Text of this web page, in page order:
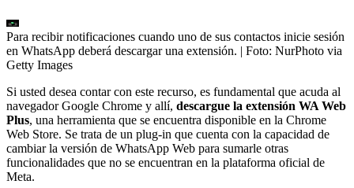
Para recibir notificaciones cuando uno de sus contactos inicie sesión
en WhatsApp deberá descargar una extensión. | Foto: NurPhoto via
Getty Images
Si usted desea contar con este recurso, es fundamental que acuda al
navegador Google Chrome y allí, descargue la extensión WA Web
Plus, una herramienta que se encuentra disponible en la Chrome
Web Store. Se trata de un plug-in que cuenta con la capacidad de
cambiar la versión de WhatsApp Web para sumarle otras
funcionalidades que no se encuentran en la plataforma oficial de
Meta.